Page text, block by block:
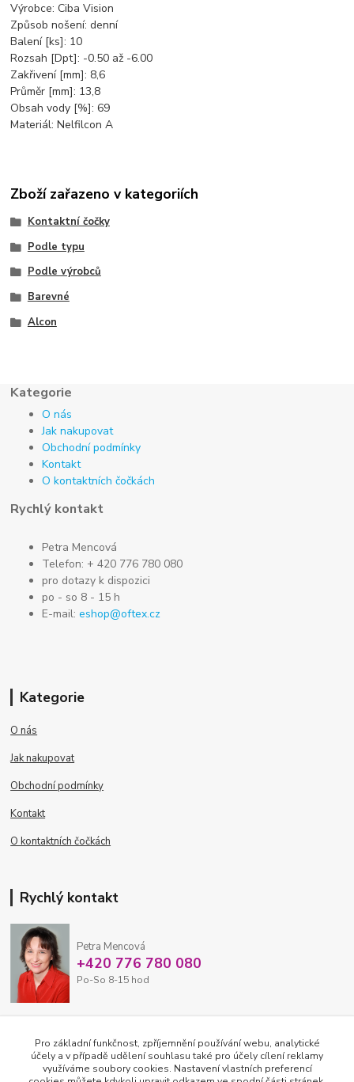
Výrobce: Ciba Vision
Způsob nošení: denní
Balení [ks]: 10
Rozsah [Dpt]: -0.50 až -6.00
Zakřivení [mm]: 8,6
Průměr [mm]: 13,8
Obsah vody [%]: 69
Materiál: Nelfilcon A
Zboží zařazeno v kategoriích
Kontaktní čočky
Podle typu
Podle výrobců
Barevné
Alcon
Kategorie
O nás
Jak nakupovat
Obchodní podmínky
Kontakt
O kontaktních čočkách
Rychlý kontakt
Petra Mencová
Telefon: + 420 776 780 080
pro dotazy k dispozici
po - so 8 - 15 h
E-mail:eshop@oftex.cz
Kategorie
O nás
Jak nakupovat
Obchodní podmínky
Kontakt
O kontaktních čočkách
Rychlý kontakt
Petra Mencová
+420 776 780 080
Po-So 8-15 hod
Pro základní funkčnost, zpříjemnění používání webu, analytické
účely a v případě udělení souhlasu také pro účely cílení reklamy
využíváme soubory cookies. Nastavení vlastních preferencí